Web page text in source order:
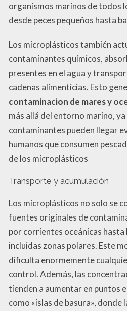
organismos marinos de todos
desde peces pequeños hasta
Los microplásticos también
contaminantes químicos,
presentes en el agua y
cadenas alimenticias. Esto
contaminacion de mares y
más allá del entorno marino,
contaminantes pueden llegar
humanos que consumen
de los microplásticos
Transporte y acumulación
Los microplásticos no solo se
fuentes originales de
por corrientes oceánicas
incluidas zonas polares. Este
dificulta enormemente
control. Además, las
tienden a aumentar en puntos
como «islas de basura»,